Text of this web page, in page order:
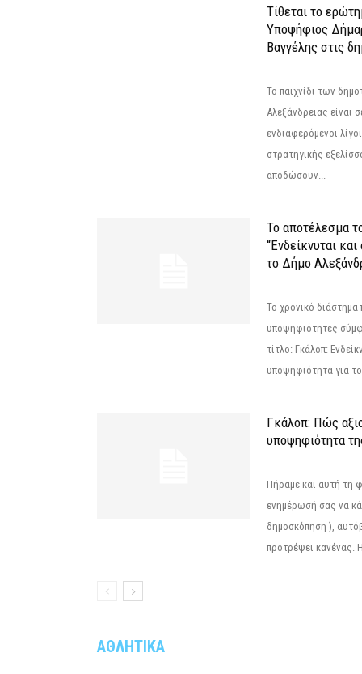
Τίθεται το
Υποψήφιος
Βαγγέλης στις
Το παιχνίδι των
Αλεξάνδρειας είναι
ενδιαφερόμενοι
στρατηγικής
αποδώσουν...
Το αποτέλεσμα
“Ενδείκνυται
το Δήμο
Το χρονικό διάστημα
υποψηφιότητες
τίτλο: Γκάλοπ:
υποψηφιότητα για
Γκάλοπ: Πώς
υποψηφιότητα
Πήραμε και αυτή τη
ενημέρωσή σας να
δημοσκόπηση ),
προτρέψει κανένας.
ΑΘΛΗΤΙΚΑ